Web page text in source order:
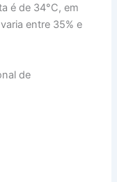
é de 34°C, em
entre 35% e
de